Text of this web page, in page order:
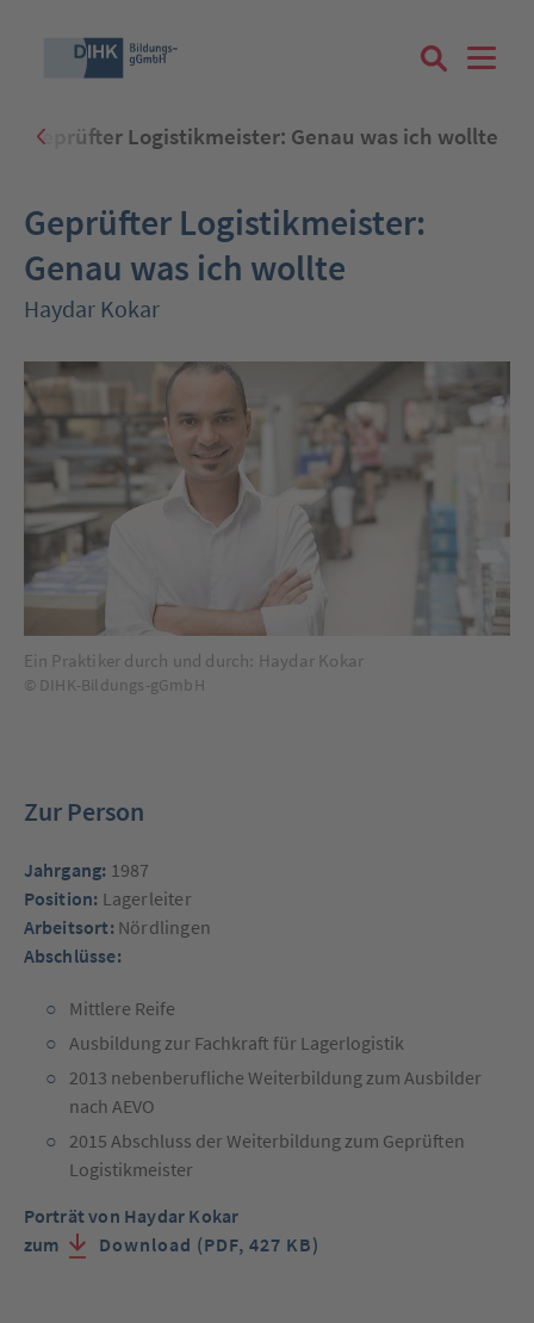
Suchbegriff eingeben
Zum Login
Registrieren
Geprüfter Logistikmeister: Genau was ich wollte
Geprüfter Logistikmeister:
Genau was ich wollte
Haydar Kokar
Ein Praktiker durch und durch: Haydar Kokar
© DIHK-Bildungs-gGmbH
Zur Person
Jahrgang: 1987
Position: Lagerleiter
Arbeitsort:Nördlingen
Abschlüsse:
Mittlere Reife
Ausbildung zur Fachkraft für Lagerlogistik
2013 nebenberufliche Weiterbildung zum Ausbilder
nach AEVO
2015 Abschluss der Weiterbildung zum Geprüften
Logistikmeister
Porträtvon Haydar Kokar
zum
Download (PDF, 427 KB)